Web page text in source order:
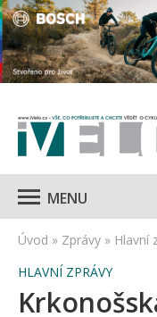
MENU
Úvod » Zprávy » Hlavní
HLAVNÍ ZPRÁVY